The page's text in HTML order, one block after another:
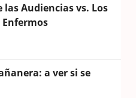
las Audiencias vs. Los
Enfermos
a ver si se